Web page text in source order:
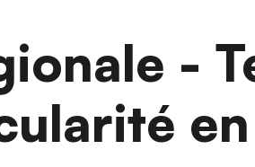
-